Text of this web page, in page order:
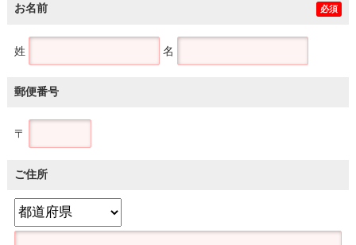
お名前 必須
姓 名
郵便番号
〒
ご住所